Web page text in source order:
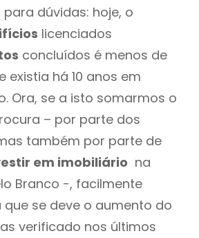
dúvidas: hoje, o
licenciados
concluídos é menos de
existia há 10 anos em
Ora, se a isto somarmos o
– por parte dos
também por parte de
em imobiliário na
Branco -, facilmente
se deve o aumento do
verificado nos últimos